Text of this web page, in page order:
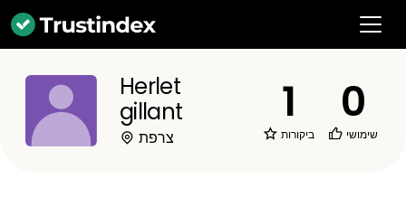
Herlet
gillant
צרפת
1
ביקורות
0
שימושי